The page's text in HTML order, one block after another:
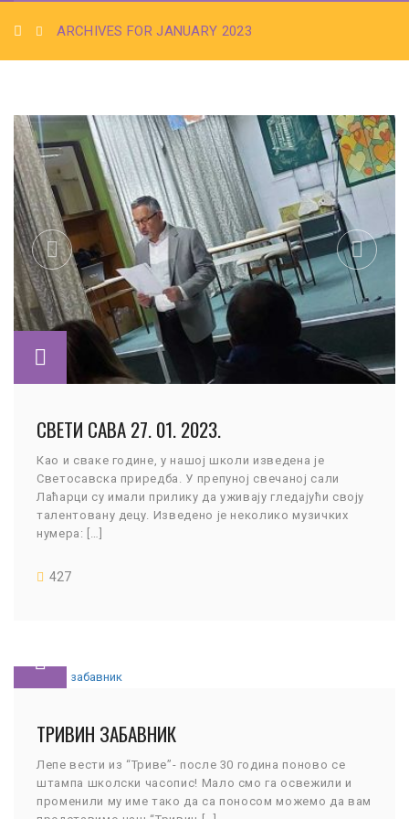
ARCHIVES FOR JANUARY 2023
СВЕТИ САВА 27. 01. 2023.
Као и сваке године, у нашој школи изведена је
Светосавска приредба. У препуној свечаној сали
Лаћарци су имали прилику да уживају гледајући своју
талентовану децу. Изведено је неколико музичких
нумера: […]
427
ТРИВИН ЗАБАВНИК
Лепе вести из “Триве”- после 30 година поново се
штампа школски часопис! Мало смо га освежили и
променили му име тако да са поносом можемо да вам